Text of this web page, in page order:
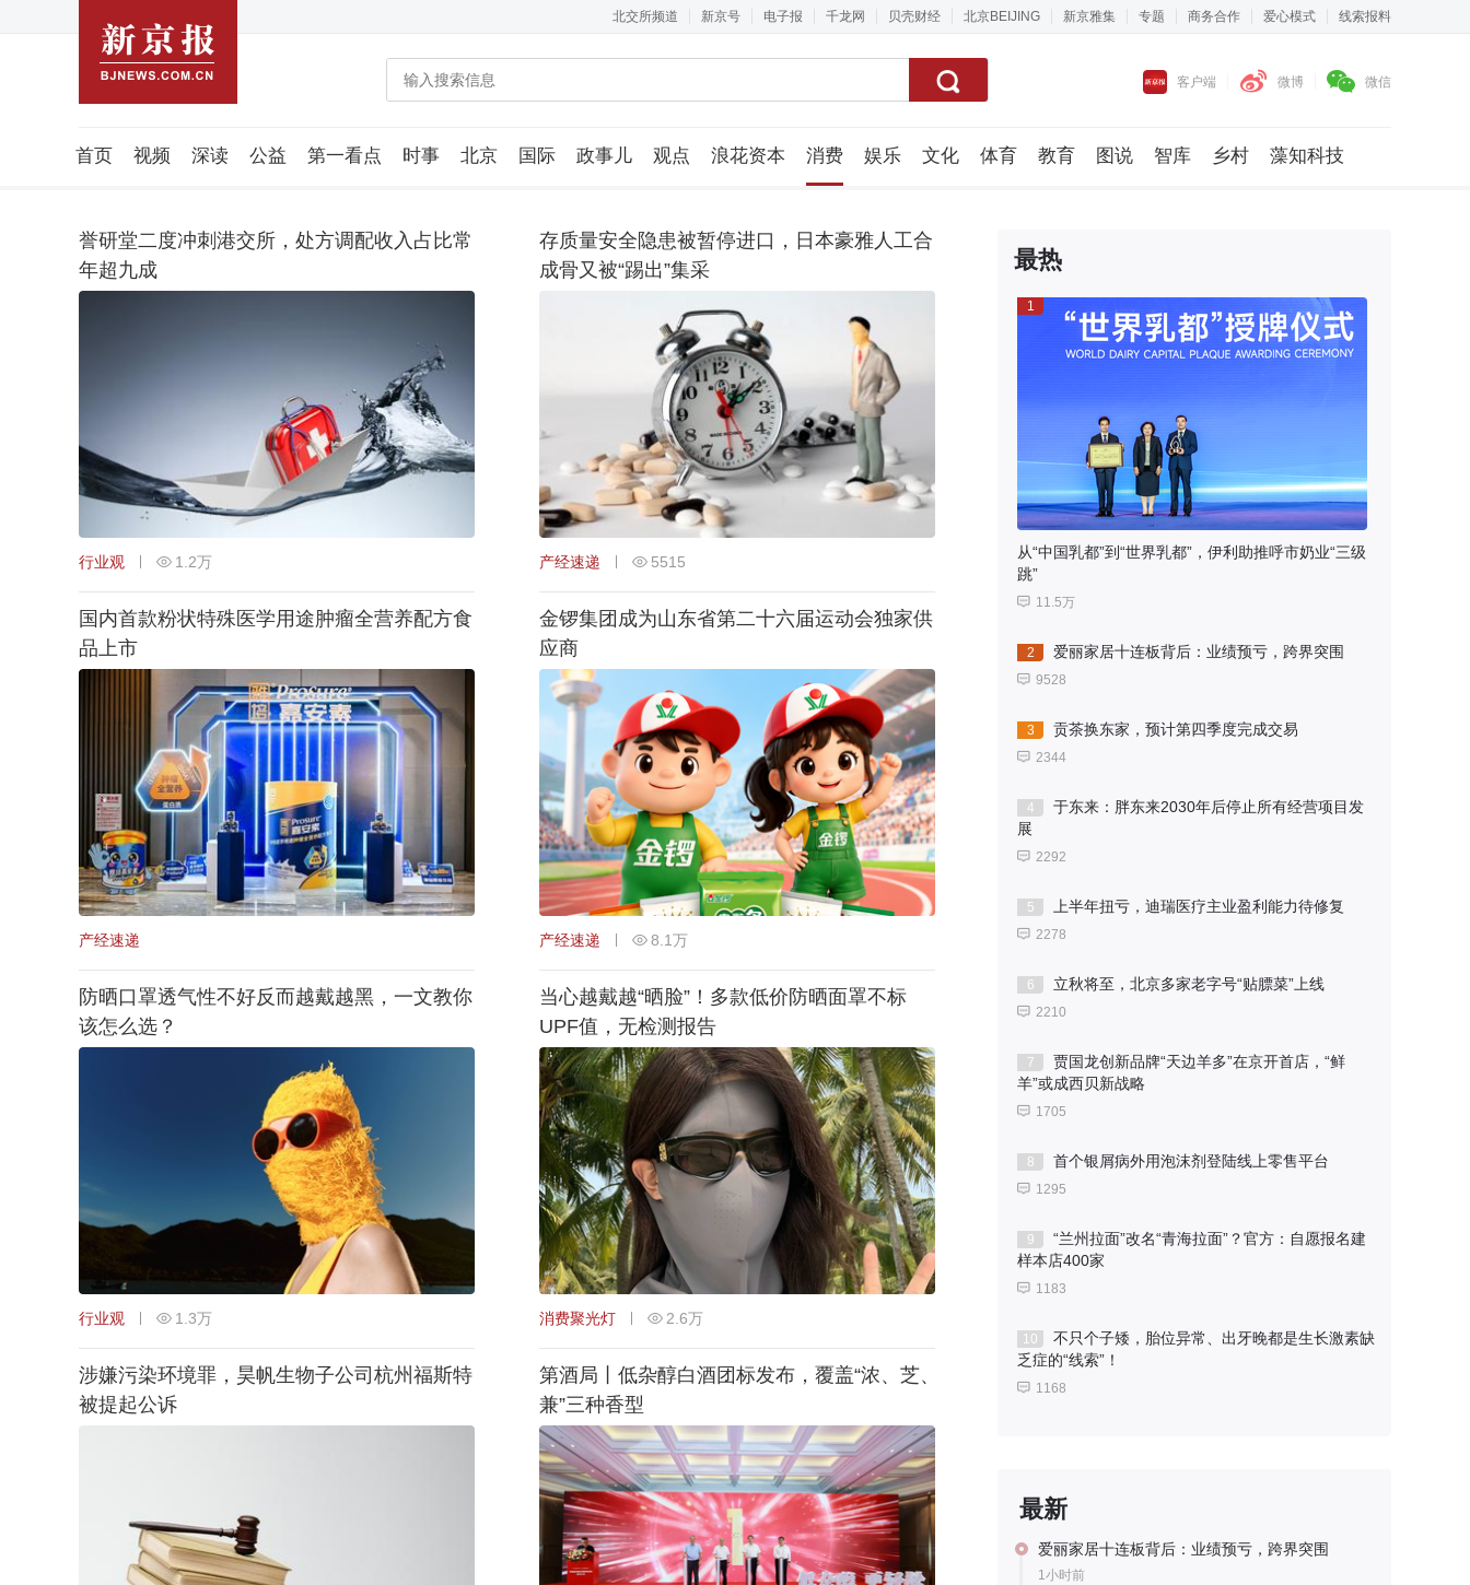
北交所频道 新京号 电子报 千龙网 贝壳财经 北京BEIJING 新京雅集 专题 商务合作 爱心模式 线索报料
客户端 微博 微信
首页 视频 深读 公益 第一看点 时事 北京 国际 政事儿 观点 浪花资本 消费 娱乐 文化 体育 教育 图说 智库 乡村 藻知科技
誉研堂二度冲刺港交所，处方调配收入占比常
年超九成
行业观 1.2万
存质量安全隐患被暂停进口，日本豪雅人工合
成骨又被“踢出”集采
产经速递 5515
国内首款粉状特殊医学用途肿瘤全营养配方食
品上市
产经速递
金锣集团成为山东省第二十六届运动会独家供
应商
产经速递 8.1万
防晒口罩透气性不好反而越戴越黑，一文教你
该怎么选？
行业观 1.3万
当心越戴越“晒脸”！多款低价防晒面罩不标
UPF值，无检测报告
消费聚光灯 2.6万
涉嫌污染环境罪，昊帆生物子公司杭州福斯特
被提起公诉
第酒局丨低杂醇白酒团标发布，覆盖“浓、芝、
兼”三种香型
最热
1
从“中国乳都”到“世界乳都”，伊利助推呼市奶业“三级
跳”
11.5万
2 爱丽家居十连板背后：业绩预亏，跨界突围
9528
3 贡茶换东家，预计第四季度完成交易
2344
4
于东来：胖东来2030年后停止所有经营项目发
展
2292
5 上半年扭亏，迪瑞医疗主业盈利能力待修复
2278
6 立秋将至，北京多家老字号“贴膘菜”上线
2210
7
贾国龙创新品牌“天边羊多”在京开首店，“鲜
羊”或成西贝新战略
1705
8 首个银屑病外用泡沫剂登陆线上零售平台
1295
9
“兰州拉面”改名“青海拉面”？官方：自愿报名建
样本店400家
1183
10
不只个子矮，胎位异常、出牙晚都是生长激素缺
乏症的“线索”！
1168
最新
爱丽家居十连板背后：业绩预亏，跨界突围
1小时前